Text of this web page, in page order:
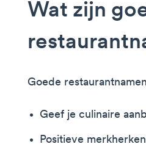
Wat zijn
Goede
Geef je culinaire
Positieve